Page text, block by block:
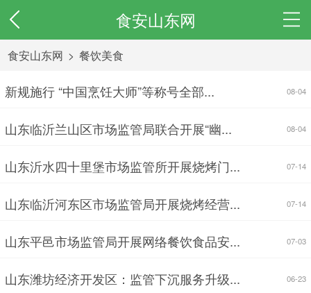
食安山东网
食安山东网 > 餐饮美食
新规施行 “中国烹饪大师”等称号全部... 08-04
山东临沂兰山区市场监管局联合开展“幽... 08-04
山东沂水四十里堡市场监管所开展烧烤门... 07-14
山东临沂河东区市场监管局开展烧烤经营... 07-14
山东平邑市场监管局开展网络餐饮食品安... 07-03
山东潍坊经济开发区：监管下沉服务升级... 06-23